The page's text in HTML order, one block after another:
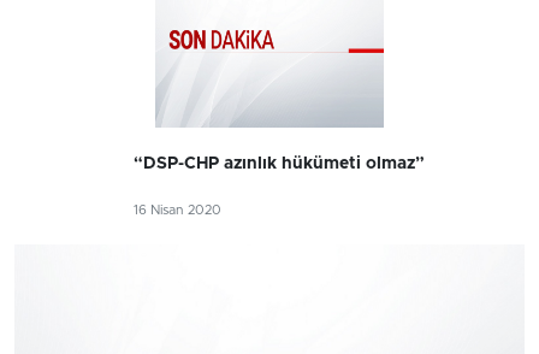
“DSP-CHP azınlık hükümeti olmaz”
16 Nisan 2020